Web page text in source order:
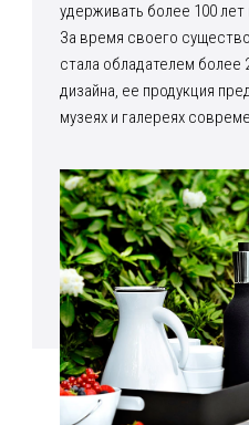
удерживать более 100
За время своего
стала обладателем более
дизайна, ее продукция
музеях и галереях